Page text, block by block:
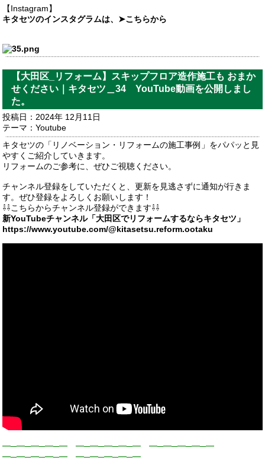
【Instagram】
キタセツのインスタグラムは、➤こちらから
【大田区_リフォーム】スキップフロア造作施工も おまか
せください｜キタセツ＿34 YouTube動画を公開しまし
た。
投稿日：2024年 12月11日
テーマ：Youtube
キタセツの「リノベーション・リフォームの施工事例」をパパッと見
やすくご紹介していきます。
リフォームのご参考に、ぜひご視聴ください。
チャンネル登録をしていただくと、更新を見逃さずに通知が行きま
す。ぜひ登録をよろしくお願いします！
⇩⇩こちらからチャンネル登録ができます⇩⇩
新YouTubeチャンネル「大田区でリフォームするならキタセツ」
https://www.youtube.com/@kitasetsu.reform.ootaku
━─━─━─━─━ ━─━─━─━─━ ━─━─━─━─━
━─━─━─━─━ ━─━─━─━─━